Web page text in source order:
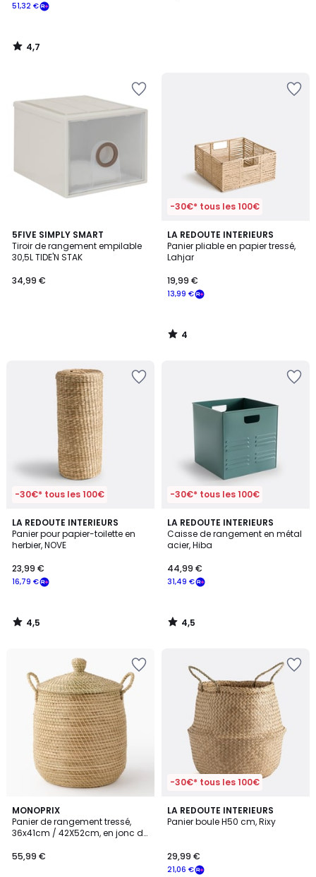
51,32 €
4,7
/
5FIVE SIMPLY SMART
Tiroir de rangement empilable
30,5L TIDE'N STAK
34,99 €
-30€* tous les 100€
LA REDOUTE INTERIEURS
Panier pliable en papier tressé,
Lahjar
13,99 €
19,99 €
4
/
5
4
/
-30€* tous les 100€
LA REDOUTE INTERIEURS
Panier pour papier-toilette en
herbier, NOVE
16,79 €
23,99 €
4,5
/ 5
4,5
/
-30€* tous les 100€
LA REDOUTE INTERIEURS
Caisse de rangement en métal
acier, Hiba
31,49 €
44,99 €
4,5
/ 5
4,5
/
MONOPRIX
Panier de rangement tressé,
36x41cm / 42X52cm, en jonc de
55,99 €
-30€* tous les 100€
LA REDOUTE INTERIEURS
Panier boule H50 cm, Rixy
21,06 €
29,99 €
4,8
/ 5